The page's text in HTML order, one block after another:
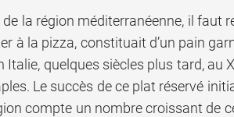
la région méditerranéenne, il faut
à la pizza, constituait d’un pain
quelques siècles plus tard, au
Le succès de ce plat réservé
compte un nombre croissant de